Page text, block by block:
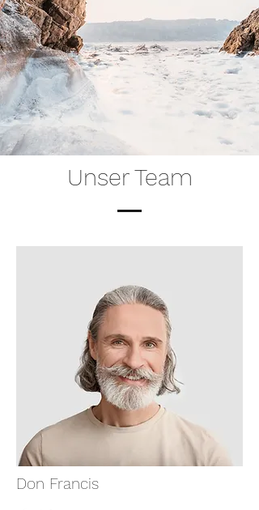
Unser Team
Don Francis